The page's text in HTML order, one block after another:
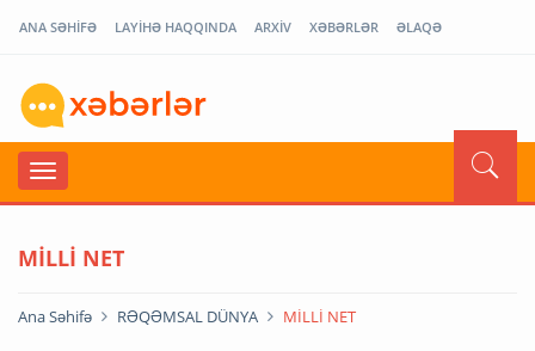
ANA SƏHİFƏ LAYİHƏ HAQQINDA ARXİV XƏBƏRLƏR ƏLAQƏ
MİLLİ NET
Ana Səhifə RƏQƏMSAL DÜNYA MİLLİ NET